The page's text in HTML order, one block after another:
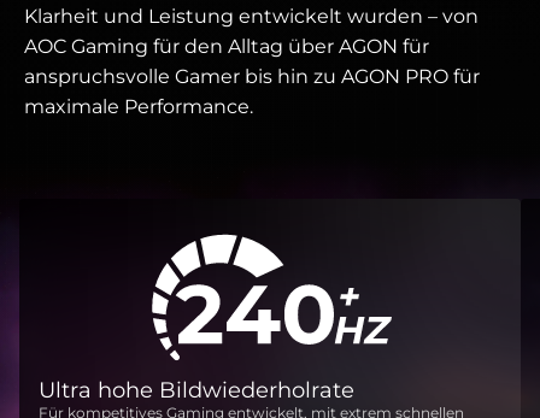
Klarheit und Leistung entwickelt wurden – von
AOC Gaming für den Alltag über AGON für
anspruchsvolle Gamer bis hin zu AGON PRO für
maximale Performance.
Ultra hohe Bildwiederholrate
Für kompetitives Gaming entwickelt, mit extrem schnellen